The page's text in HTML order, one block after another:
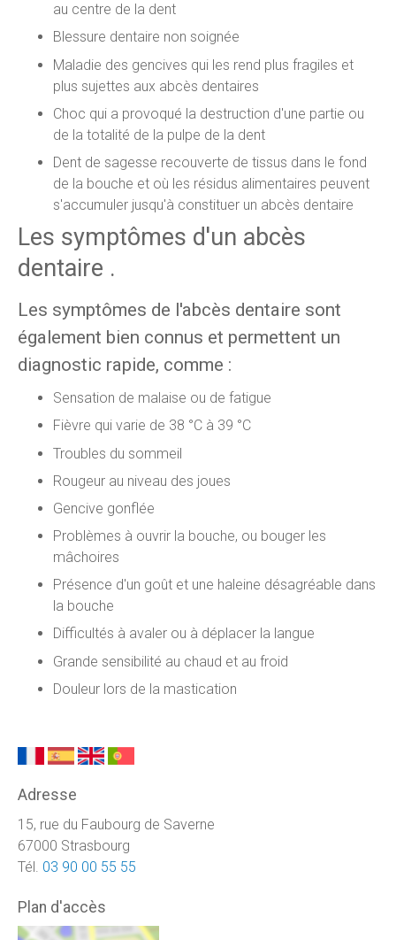
au centre de la dent
Blessure dentaire non soignée
Maladie des gencives qui les rend plus fragiles et
plus sujettes aux abcès dentaires
Choc qui a provoqué la destruction d'une partie ou
de la totalité de la pulpe de la dent
Dent de sagesse recouverte de tissus dans le fond
de la bouche et où les résidus alimentaires peuvent
s'accumuler jusqu'à constituer un abcès dentaire
Les symptômes d'un abcès
dentaire .
Les symptômes de l'abcès dentaire sont
également bien connus et permettent un
diagnostic rapide, comme :
Sensation de malaise ou de fatigue
Fièvre qui varie de 38 °C à 39 °C
Troubles du sommeil
Rougeur au niveau des joues
Gencive gonflée
Problèmes à ouvrir la bouche, ou bouger les
mâchoires
Présence d'un goût et une haleine désagréable dans
la bouche
Difficultés à avaler ou à déplacer la langue
Grande sensibilité au chaud et au froid
Douleur lors de la mastication
Adresse
15, rue du Faubourg de Saverne
67000 Strasbourg
Tél. 03 90 00 55 55
Plan d'accès